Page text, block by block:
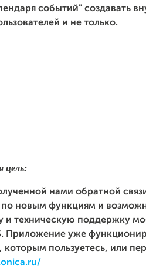
событий" создавать
и не только.
цель:
нами обратной
новым функциям и
и техническую поддержку
Приложение уже
пользуетесь, или